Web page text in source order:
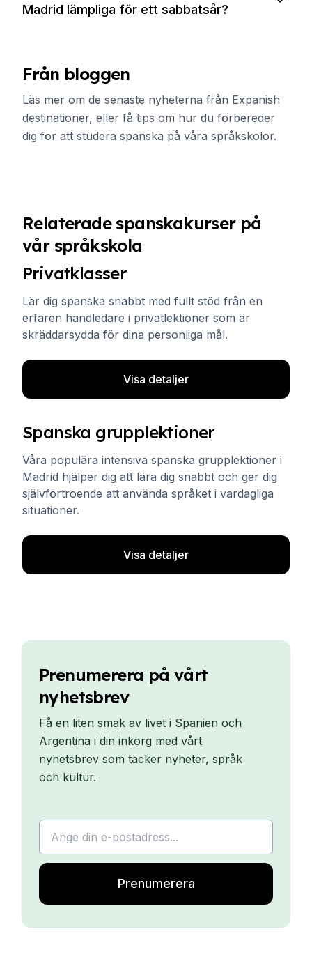
Madrid lämpliga för ett sabbatsår?
Från bloggen
Läs mer om de senaste nyheterna från Expanish
destinationer, eller få tips om hur du förbereder
dig för att studera spanska på våra språkskolor.
Relaterade spanskakurser på
vår språkskola
Privatklasser
Lär dig spanska snabbt med fullt stöd från en
erfaren handledare i privatlektioner som är
skräddarsydda för dina personliga mål.
Visa detaljer
Spanska grupplektioner
Våra populära intensiva spanska grupplektioner i
Madrid hjälper dig att lära dig snabbt och ger dig
självförtroende att använda språket i vardagliga
situationer.
Visa detaljer
Prenumerera på vårt
nyhetsbrev
Få en liten smak av livet i Spanien och
Argentina i din inkorg med vårt
nyhetsbrev som täcker nyheter, språk
och kultur.
Prenumerera